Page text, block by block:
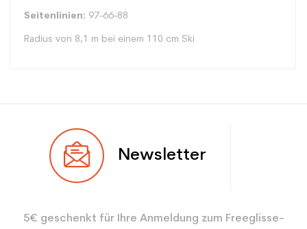
Seitenlinien: 97-66-88
Radius von 8,1 m bei einem 110 cm Ski
Benutzer Junior
Farbe Beige
Newsletter
5€ geschenkt für Ihre Anmeldung zum Freeglisse-